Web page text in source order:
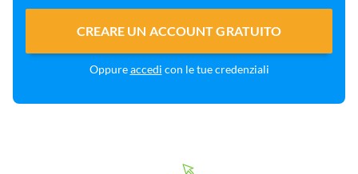
CREARE UN ACCOUNT GRATUITO
Oppureaccedi con le tue credenziali